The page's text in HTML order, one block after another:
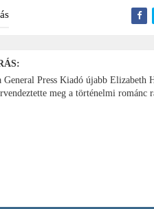
General Press Kiadó újabb Elizabeth
meg a történelmi románc